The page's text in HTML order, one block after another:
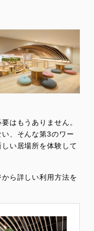
はもうありません。
、そんな第3のワー
い居場所を体験して
ら詳しい利用方法を